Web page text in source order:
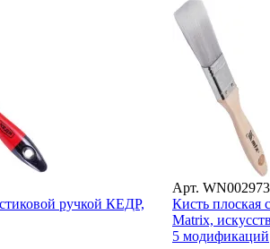
ручкой КЕДР,
Арт.
Кисть плоская
Matrix,
5 модификаций